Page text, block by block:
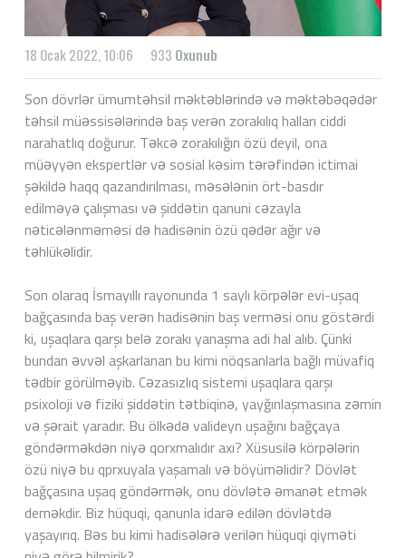
18 Ocak 2022, 10:06 933 Oxunub
Son dövrlər ümumtəhsil məktəblərində və məktəbəqədər
təhsil müəssisələrində baş verən zorakılıq halları ciddi
narahatlıq doğurur. Təkcə zorakılığın özü deyil, ona
müəyyən ekspertlər və sosial kəsim tərəfindən ictimai
şəkildə haqq qazandırılması, məsələnin ört-basdır
edilməyə çalışması və şiddətin qanuni cəzayla
nəticələnməməsi də hadisənin özü qədər ağır və
təhlükəlidir.
Son olaraq İsmayıllı rayonunda 1 saylı körpələr evi-uşaq
bağçasında baş verən hadisənin baş verməsi onu göstərdi
ki, uşaqlara qarşı belə zorakı yanaşma adi hal alıb. Çünki
bundan əvvəl aşkarlanan bu kimi nöqsanlarla bağlı müvafiq
tədbir görülməyib. Cəzasızlıq sistemi uşaqlara qarşı
psixoloji və fiziki şiddətin tətbiqinə, yayğınlaşmasına zəmin
və şərait yaradır. Bu ölkədə valideyn uşağını bağçaya
göndərməkdən niyə qorxmalıdır axı? Xüsusilə körpələrin
özü niyə bu qprxuyala yaşamalı və böyüməlidir? Dövlət
bağçasına uşaq göndərmək, onu dövlətə əmanət etmək
deməkdir. Biz hüquqi, qanunla idarə edilən dövlətdə
yaşayırıq. Bəs bu kimi hadisələrə verilən hüquqi qiyməti